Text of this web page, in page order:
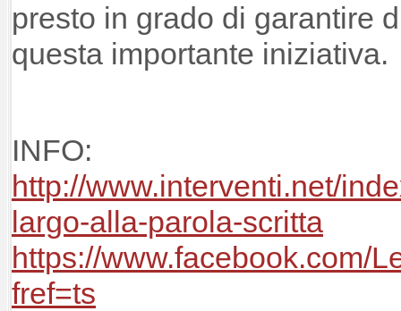
presto in grado di garantire
questa importante iniziativa.
INFO:
http://www.interventi.net/
largo-alla-parola-scritta
https://www.facebook.com/
fref=ts